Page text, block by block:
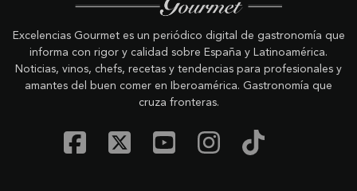
Excelencias Gourmet es un periódico digital de gastronomía que
informa con rigor y calidad sobre España y Latinoamérica.
Noticias, vinos, chefs, recetas y tendencias para profesionales y
amantes del buen comer en Iberoamérica. Gastronomía que
cruza fronteras.